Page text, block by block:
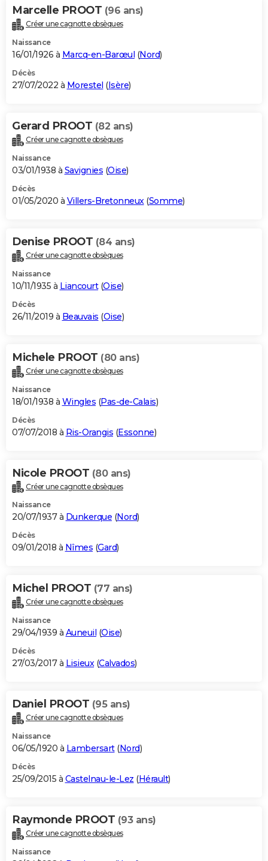
Marcelle PROOT (96 ans)
Créer une cagnotte obsèques
Naissance
16/01/1926 à Marcq-en-Barœul (Nord)
Décès
27/07/2022 à Morestel (Isère)
Gerard PROOT (82 ans)
Créer une cagnotte obsèques
Naissance
03/01/1938 à Savignies (Oise)
Décès
01/05/2020 à Villers-Bretonneux(Somme)
Denise PROOT (84 ans)
Créer une cagnotte obsèques
Naissance
10/11/1935 à Liancourt(Oise)
Décès
26/11/2019 à Beauvais (Oise)
Michele PROOT (80 ans)
Créer une cagnotte obsèques
Naissance
18/01/1938 à Wingles (Pas-de-Calais)
Décès
07/07/2018 à Ris-Orangis (Essonne)
Nicole PROOT (80 ans)
Créer une cagnotte obsèques
Naissance
20/07/1937 à Dunkerque (Nord)
Décès
09/01/2018 à Nîmes (Gard)
Michel PROOT (77 ans)
Créer une cagnotte obsèques
Naissance
29/04/1939 à Auneuil (Oise)
Décès
27/03/2017 à Lisieux(Calvados)
Daniel PROOT (95 ans)
Créer une cagnotte obsèques
Naissance
06/05/1920 à Lambersart(Nord)
Décès
25/09/2015 à Castelnau-le-Lez (Hérault)
Raymonde PROOT (93 ans)
Créer une cagnotte obsèques
Naissance